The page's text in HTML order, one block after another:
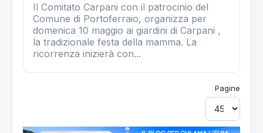
Il Comitato Carpani con il patrocinio del
Comune di Portoferraio, organizza per
domenica 10 maggio ai giardini di Carpani ,
la tradizionale festa della mamma. La
ricorrenza inizierà con...
Pagine